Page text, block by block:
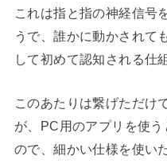
これは指と指の神経信号
うで、誰かに動かされて
して初めて認知される仕
このあたりは繋げただけ
が、PC用のアプリを使
ので、細かい仕様を使い